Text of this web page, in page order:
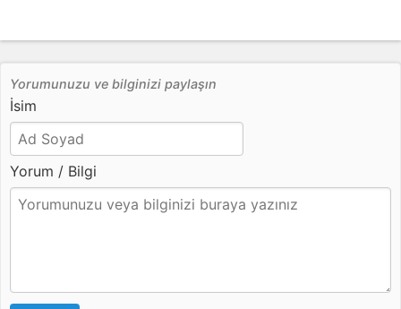
Yorumunuzu ve bilginizi paylaşın
İsim
Yorum / Bilgi